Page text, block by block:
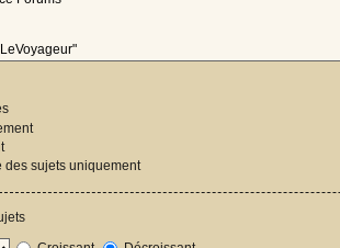
des sujets uniquement